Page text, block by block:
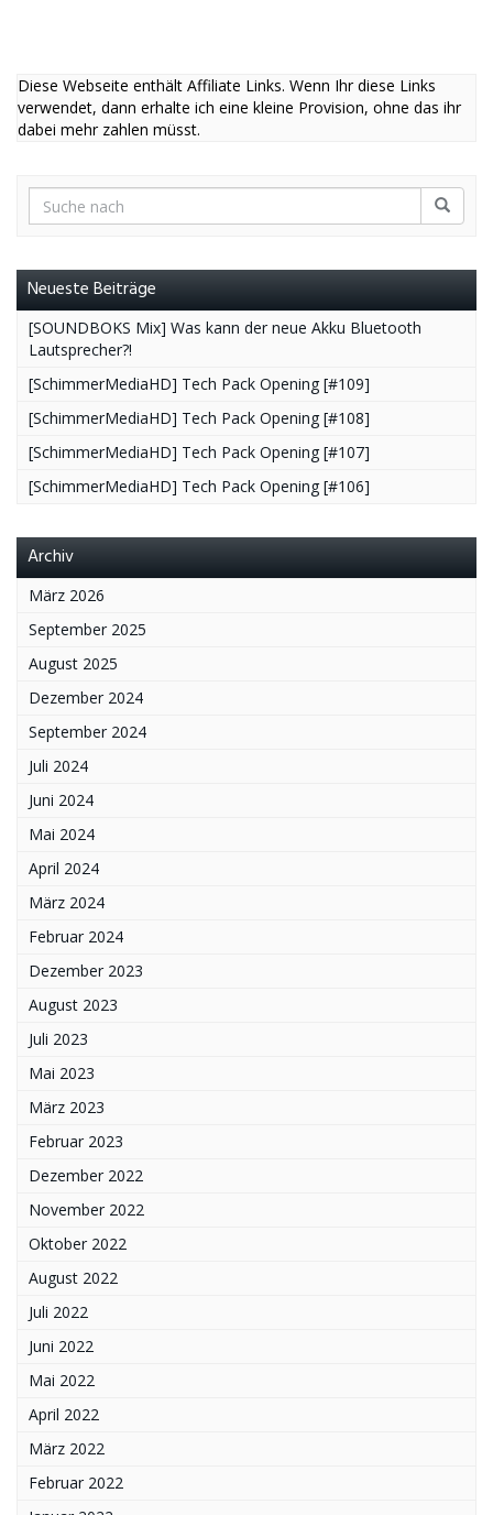
Diese Webseite enthält Affiliate Links. Wenn Ihr diese Links
verwendet, dann erhalte ich eine kleine Provision, ohne das ihr
dabei mehr zahlen müsst.
Neueste Beiträge
[SOUNDBOKS Mix] Was kann der neue Akku Bluetooth
Lautsprecher?!
[SchimmerMediaHD] Tech Pack Opening [#109]
[SchimmerMediaHD] Tech Pack Opening [#108]
[SchimmerMediaHD] Tech Pack Opening [#107]
[SchimmerMediaHD] Tech Pack Opening [#106]
Archiv
März 2026
September 2025
August 2025
Dezember 2024
September 2024
Juli 2024
Juni 2024
Mai 2024
April 2024
März 2024
Februar 2024
Dezember 2023
August 2023
Juli 2023
Mai 2023
März 2023
Februar 2023
Dezember 2022
November 2022
Oktober 2022
August 2022
Juli 2022
Juni 2022
Mai 2022
April 2022
März 2022
Februar 2022